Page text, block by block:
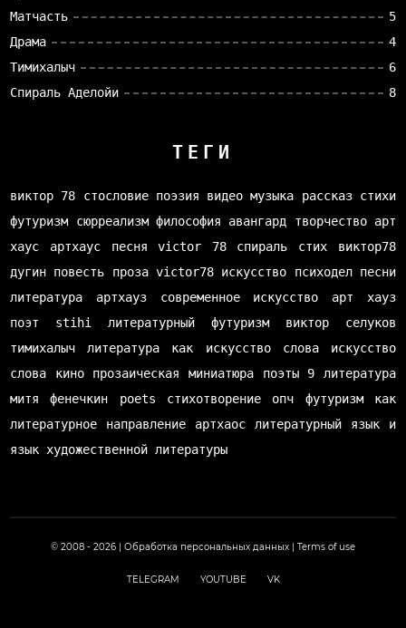
Матчасть
5
Драма
4
Тимихалыч
6
Спираль Аделойи
8
ТЕГИ
виктор 78 стословие поэзия видео музыка рассказ стихи
футуризм
сюрреализм философия авангард творчество арт
хаус
артхаус песня victor 78 спираль стих
виктор78
дугин повесть проза victor78 искусство психодел песни
литература
артхауз современное искусство
арт хауз
поэт
stihi литературный футуризм
виктор селуков
тимихалыч
литература как искусство слова
искусство
слова
кино прозаическая миниатюра поэты
9 литература
митя фенечкин
poets стихотворение опч
футуризм как
литературное направление
артхаос
литературный язык и
язык художественной литературы
© 2008 - 2026 | Обработка персональных данных Terms of use
TELEGRAM YOUTUBE VK